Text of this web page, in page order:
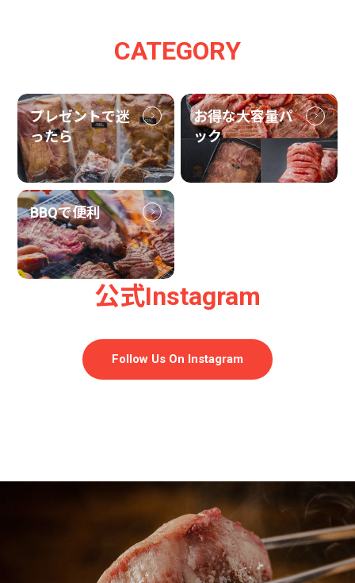
CATEGORY
プレゼントで迷
ったら
お得な大容量パ
ック
BBQで便利
公式Instagram
Follow Us On Instagram